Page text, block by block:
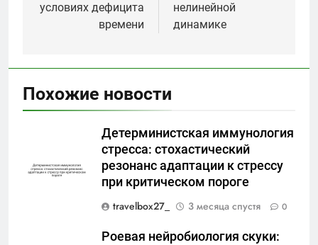
условиях дефицита
времени
нелинейной
динамике
Похожие новости
Детерминистская иммунология
стресса: стохастический
резонанс адаптации к стрессу
при критическом пороге
travelbox27_
3 месяца спустя 0
Роевая нейробиология скуки: